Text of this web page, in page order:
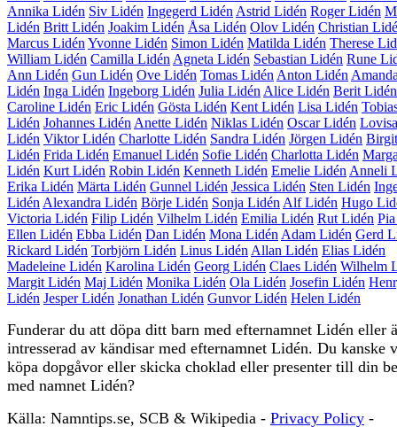
Annika Lidén Siv Lidén Ingegerd Lidén Astrid Lidén Roger Lidén
Lidén Britt Lidén Joakim Lidén Åsa Lidén Olov Lidén Christian
Marcus Lidén Yvonne Lidén Simon Lidén Matilda Lidén Therese
William Lidén Camilla Lidén Agneta Lidén Sebastian Lidén Rune
Ann Lidén Gun Lidén Ove Lidén Tomas Lidén Anton Lidén
Lidén Inga Lidén Ingeborg Lidén Julia Lidén Alice Lidén Berit Lidén
Caroline Lidén Eric Lidén Gösta Lidén Kent Lidén Lisa Lidén
Lidén Johannes Lidén Anette Lidén Niklas Lidén Oscar Lidén Lovisa
Lidén Viktor Lidén Charlotte Lidén Sandra Lidén Jörgen Lidén Birgit
Lidén Frida Lidén Emanuel Lidén Sofie Lidén Charlotta Lidén
Lidén Kurt Lidén Robin Lidén Kenneth Lidén Emelie Lidén Anneli
Erika Lidén Märta Lidén Gunnel Lidén Jessica Lidén Sten Lidén
Lidén Alexandra Lidén Börje Lidén Sonja Lidén Alf Lidén Hugo
Victoria Lidén Filip Lidén Vilhelm Lidén Emilia Lidén Rut Lidén
Ellen Lidén Ebba Lidén Dan Lidén Mona Lidén Adam Lidén Gerd
Rickard Lidén Torbjörn Lidén Linus Lidén Allan Lidén Elias Lidén
Madeleine Lidén Karolina Lidén Georg Lidén Claes Lidén Wilhelm
Margit Lidén Maj Lidén Monika Lidén Ola Lidén Josefin Lidén
Lidén Jesper Lidén Jonathan Lidén Gunvor Lidén Helen Lidén
Funderar du att döpa ditt barn med efternamnet Lidén eller
intresserad av kändisar med efternamnet Lidén. Du kanske
köpa dopgåvor eller skicka choklad eller presenter till din
med namnet Lidén?
Källa: Namntips.se, SCB & Wikipedia - Privacy Policy -